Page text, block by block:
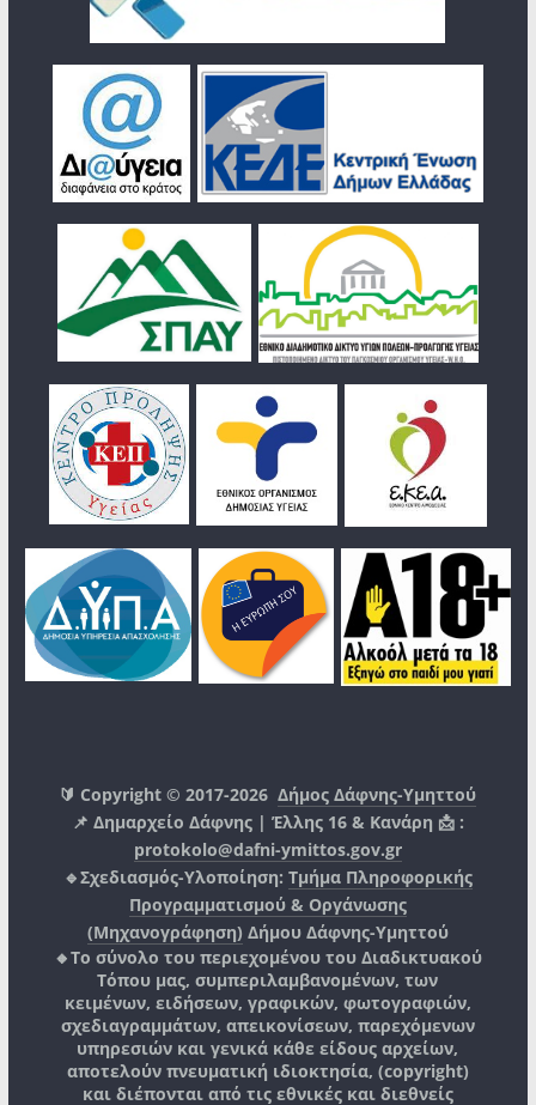
🔰 Copyright © 2017-2026Δήμος Δάφνης-Υμηττού
📌 Δημαρχείο Δάφνης | Έλλης 16 & Κανάρη 📩 :
protokolo@dafni-ymittos.gov.gr
🔹Σχεδιασμός-Υλοποίηση: Τμήμα Πληροφορικής
Προγραμματισμού & Οργάνωσης
(Μηχανογράφηση) Δήμου Δάφνης-Υμηττού
🔸Το σύνολο του περιεχομένου του Διαδικτυακού
Τόπου μας, συμπεριλαμβανομένων, των
κειμένων, ειδήσεων, γραφικών, φωτογραφιών,
σχεδιαγραμμάτων, απεικονίσεων, παρεχόμενων
υπηρεσιών και γενικά κάθε είδους αρχείων,
αποτελούν πνευματική ιδιοκτησία, (copyright)
και διέπονται από τις εθνικές και διεθνείς